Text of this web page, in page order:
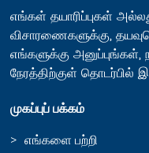
எங்கள் தயாரிப்புகள்
விசாரணைகளுக்கு,
எங்களுக்கு
நேரத்திற்குள் தொடர்பில்
முகப்புப் பக்கம்
எங்களை பற்றி